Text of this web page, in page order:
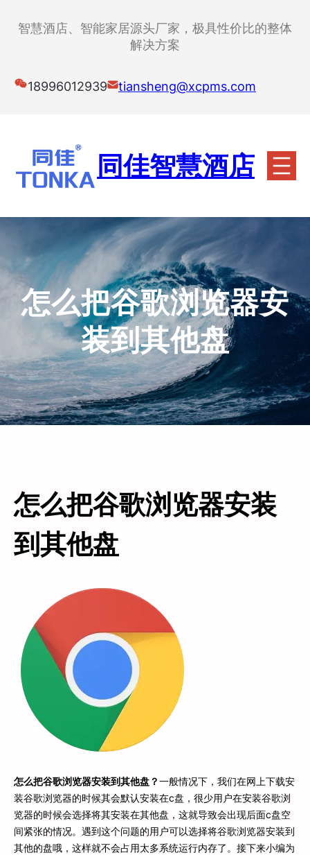
智慧酒店、智能家居源头厂家，极具性价比的整体
解决方案
18996012939 tiansheng@xcpms.com
同佳智慧酒店
怎么把谷歌浏览器安
装到其他盘
怎么把谷歌浏览器安装
到其他盘
怎么把谷歌浏览器安装到其他盘？一般情况下，我们在网上下载安
装谷歌浏览器的时候其会默认安装在c盘，很少用户在安装谷歌浏
览器的时候会选择将其安装在其他盘，这就导致会出现后面c盘空
间紧张的情况。遇到这个问题的用户可以选择将谷歌浏览器安装到
其他的盘哦，这样就不会占用太多系统运行内存了。接下来小编为